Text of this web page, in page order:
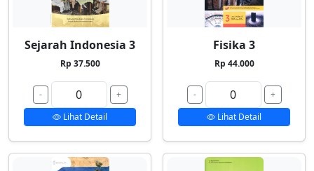
Sejarah Indonesia 3
Rp 37.500
-
+
Lihat Detail
Fisika 3
Rp 44.000
-
+
Lihat Detail